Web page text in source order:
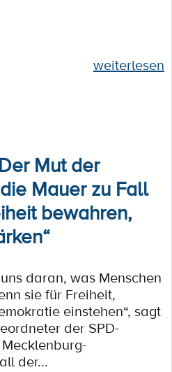
weiterlesen
Mut der
Mauer zu Fall
bewahren,
daran, was Menschen
sie für Freiheit,
einstehen“, sagt
der SPD-
der...